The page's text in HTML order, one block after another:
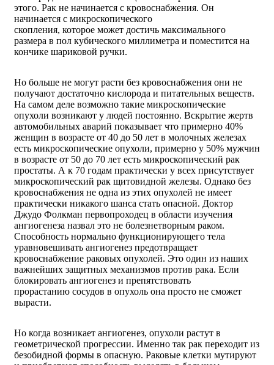
этого. Рак не начинается с кровоснабжения. Он
начинается с микроскопического
скопления, которое может достичь максимального
размера в пол кубического миллиметра и поместится на
кончике шариковой ручки.
Но больше не могут расти без кровоснабжения они не
получают достаточно кислорода и питательных веществ.
На самом деле возможно такие микроскопические
опухоли возникают у людей постоянно. Вскрытие жертв
автомобильных аварий показывает что примерно 40%
женщин в возрасте от 40 до 50 лет в молочных железах
есть микроскопические опухоли, примерно у 50% мужчин
в возрасте от 50 до 70 лет есть микроскопический рак
простаты. А к 70 годам практически у всех присутствует
микроскопический рак щитовидной железы. Однако без
кровоснабжения не одна из этих опухолей не имеет
практически никакого шанса стать опасной. Доктор
Джудо Фолкман первопроходец в области изучения
ангиогенеза назвал это не болезнетворным раком.
Способность нормально функционирующего тела
уравновешивать ангиогенез предотвращает
кровоснабжение раковых опухолей. Это один из наших
важнейших защитных механизмов против рака. Если
блокировать ангиогенез и препятствовать
прорастанию сосудов в опухоль она просто не сможет
вырасти.
Но когда возникает ангиогенез, опухоли растут в
геометрической прогрессии. Именно так рак переходит из
безобидной формы в опасную. Раковые клетки мутируют